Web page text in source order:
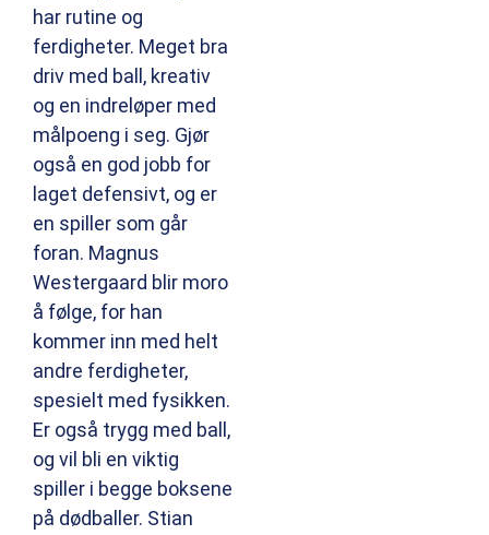
har rutine og
ferdigheter. Meget bra
driv med ball, kreativ
og en indreløper med
målpoeng i seg. Gjør
også en god jobb for
laget defensivt, og er
en spiller som går
foran. Magnus
Westergaard blir moro
å følge, for han
kommer inn med helt
andre ferdigheter,
spesielt med fysikken.
Er også trygg med ball,
og vil bli en viktig
spiller i begge boksene
på dødballer. Stian